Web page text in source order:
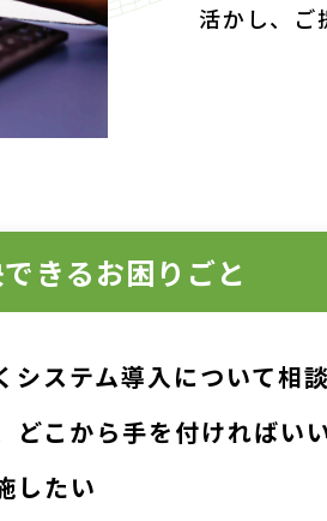
活かし、ご
きるお困りごと
システム導入について相
どこから手を付ければい
したい